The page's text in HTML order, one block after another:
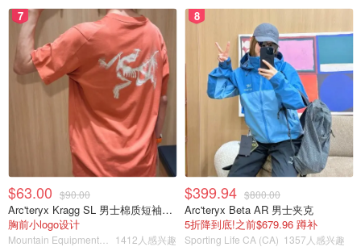
7
$63.00 $90.00
Arc'teryx Kragg SL 男士棉质短袖T恤
胸前小logo设计
1412人感兴趣
8
$399.94 $800.00
Arc'teryx Beta AR 男士夹克
5折降到底!之前$679.96 蹲补
Sporting Life CA (CA) 1357人感兴趣